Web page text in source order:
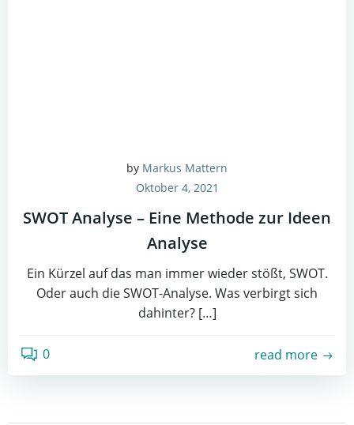
by Markus Mattern
Oktober 4, 2021
SWOT Analyse – Eine Methode zur Ideen
Analyse
Ein Kürzel auf das man immer wieder stößt, SWOT.
Oder auch die SWOT-Analyse. Was verbirgt sich
dahinter? […]
0 read more